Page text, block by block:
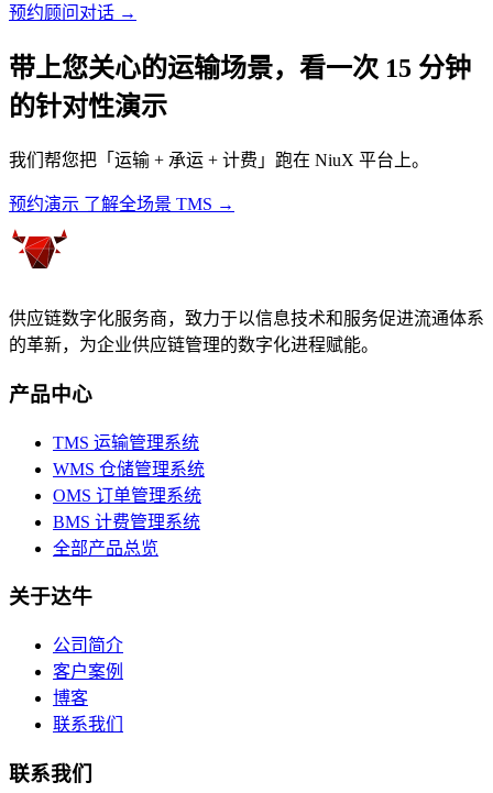
预约顾问对话 →
带上您关心的运输场景，看一次 15 分钟
的针对性演示
我们帮您把「运输 + 承运 + 计费」跑在 NiuX 平台上。
预约演示 了解全场景 TMS →
供应链数字化服务商，致力于以信息技术和服务促进流通体系
的革新，为企业供应链管理的数字化进程赋能。
产品中心
TMS 运输管理系统
WMS 仓储管理系统
OMS 订单管理系统
BMS 计费管理系统
全部产品总览
关于达牛
公司简介
客户案例
博客
联系我们
联系我们